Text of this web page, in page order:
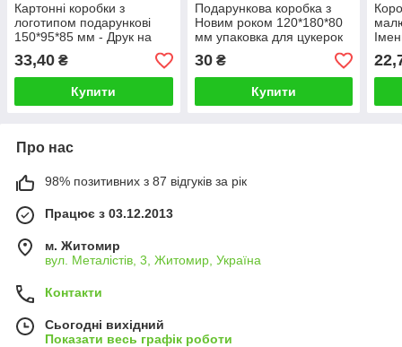
Картонні коробки з
логотипом подарункові
150*95*85 мм - Друк на
коробках іменних
подарункових
33,40 ₴
Купити
Подарункова коробка з
Новим роком 120*180*80
мм упаковка для цукерок
новорічна
30₴
Купити
Про нас
98% позитивних з 87 відгуків за рік
Працює з 03.12.2013
м. Житомир
вул. Металістів, 3, Житомир, Україна
Контакти
Сьогодні вихідний
Показати весь графік роботи